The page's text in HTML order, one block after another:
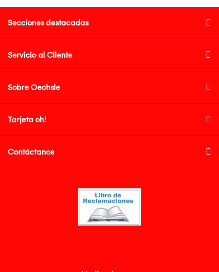
Secciones destacadas
Servicio al Cliente
Sobre Oechsle
Tarjeta oh!
Contáctanos